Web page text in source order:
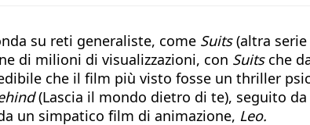
su reti generaliste, come Suits(altra
di milioni di visualizzazioni, con Suitsche
che il film più visto fosse un thriller
(Lascia il mondo dietro di te), seguito da
un simpatico film di animazione, Leo.